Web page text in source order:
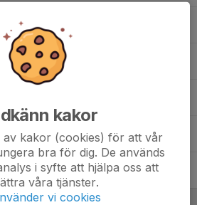
kakor
av kakor (cookies) för att vår
bra för dig. De används
i syfte att hjälpa oss att
våra tjänster.
vi cookies